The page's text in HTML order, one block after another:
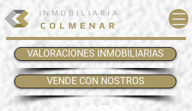
INMOBILIARIA
COLMENAR
VALORACIONES INMOBILIARIAS
VENDE CON NOSTROS